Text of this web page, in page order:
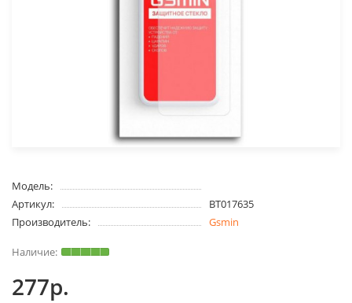
Модель:
Артикул:
BT017635
Производитель:
Gsmin
277р.